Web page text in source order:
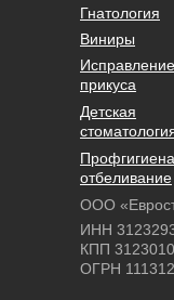
ООО
ИНН
КПП
ОГРН
Гнатология
Исправление
прикуса
Виниры
отбеливание
Детская